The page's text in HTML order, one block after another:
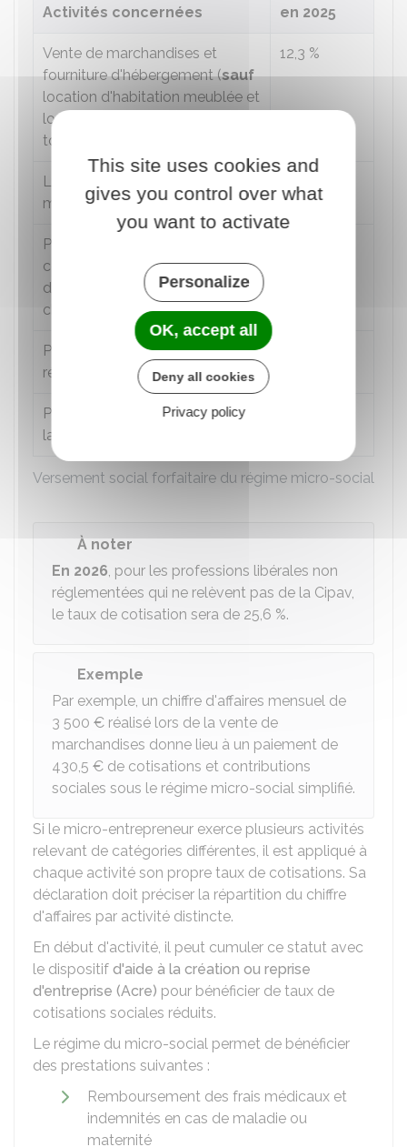
Versement social forfaitaire du régime micro-social
Activités concernées
en 2025
Vente de marchandises et
fourniture d'hébergement (sauf
location d'habitation meublée et
logements meublés de
tourisme)
12,3 %
Location de logements
meublés de tourisme classés
Prestation de services en BIC (y
compris location de locaux
d'habitation meublés et
chambres d'hôtes)
Professions libérales non
réglementées (HorsCipav)
Professions libérales relevant de
la Cipav
À noter
En 2026, pour les professions libérales non
réglementées qui ne relèvent pas de la Cipav,
le taux de cotisation sera de 25,6 %.
Exemple
Par exemple, un chiffre d'affaires mensuel de
3 500 € réalisé lors de la vente de
marchandises donne lieu à un paiement de
430,5 € de cotisations et contributions
sociales sous le régime micro-social simplifié.
Si le micro-entrepreneur exerce plusieurs activités
relevant de catégories différentes, il est appliqué à
chaque activité son propre taux de cotisations. Sa
déclaration doit préciser la répartition du chiffre
d'affaires par activité distincte.
En début d'activité, il peut cumuler ce statut avec
le dispositif d'aide à la création ou reprise
d'entreprise (Acre) pour bénéficier de taux de
cotisations sociales réduits.
Le régime du micro-social permet de bénéficier
des prestations suivantes :
Remboursement des frais médicaux et
indemnités en cas de maladie ou
maternité
This site uses cookies and
gives you control over what
you want to activate
Personalize
OK, accept all
Deny all cookies
Privacy policy